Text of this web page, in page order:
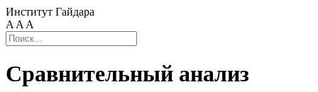
Институт Гайдара
A A A
Сравнительный анализ